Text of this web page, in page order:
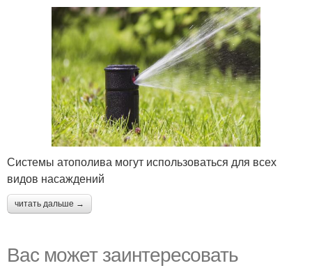
Системы атополива могут использоваться для всех
видов насаждений
читать дальше →
Вас может заинтересовать